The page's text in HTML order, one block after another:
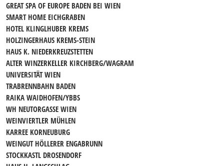
GREAT SPA OF EUROPE BADEN BEI WIEN
SMART HOME EICHGRABEN
HOTEL KLINGLHUBER KREMS
HOLZINGERHAUS KREMS-STEIN
HAUS K. NIEDERKREUZSTETTEN
ALTER WINZERKELLER KIRCHBERG/WAGRAM
UNIVERSITÄT WIEN
TRABRENNBAHN BADEN
RAIKA WAIDHOFEN/YBBS
WH NEUTORGASSE WIEN
WEINVIERTLER MÜHLEN
KARREE KORNEUBURG
WEINGUT HÖLLERER ENGABRUNN
STOCKKASTL DROSENDORF